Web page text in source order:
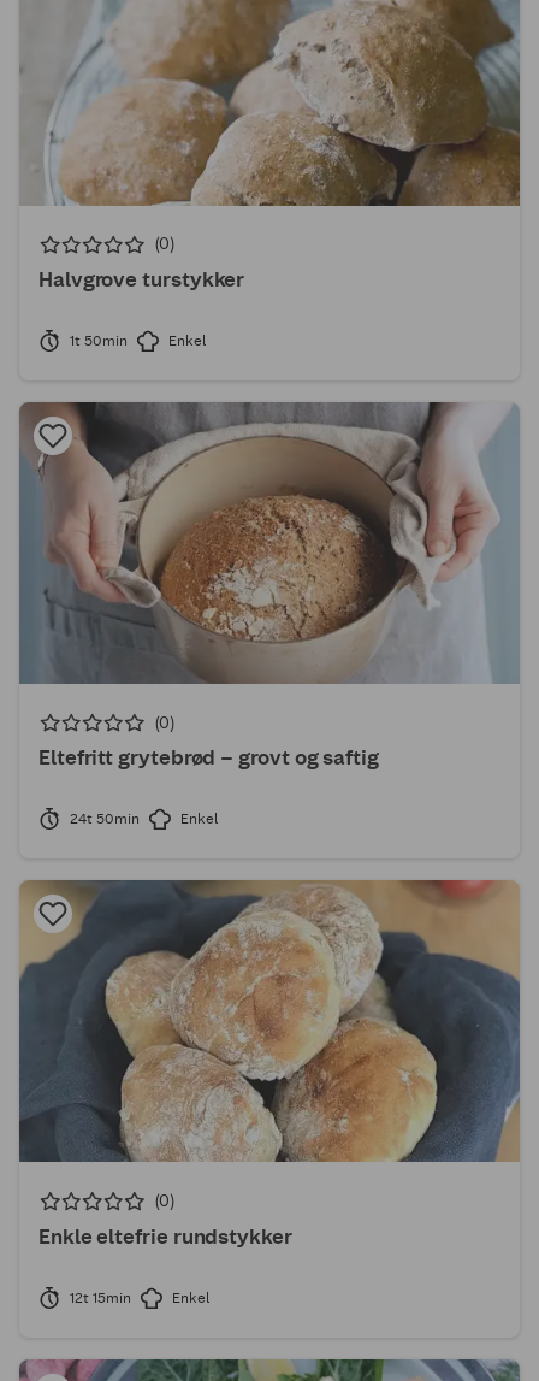
(0)
Halvgrove turstykker
1t 50min Enkel
(0)
Eltefritt grytebrød – grovt og saftig
24t 50min Enkel
(0)
Enkle eltefrie rundstykker
12t 15min Enkel